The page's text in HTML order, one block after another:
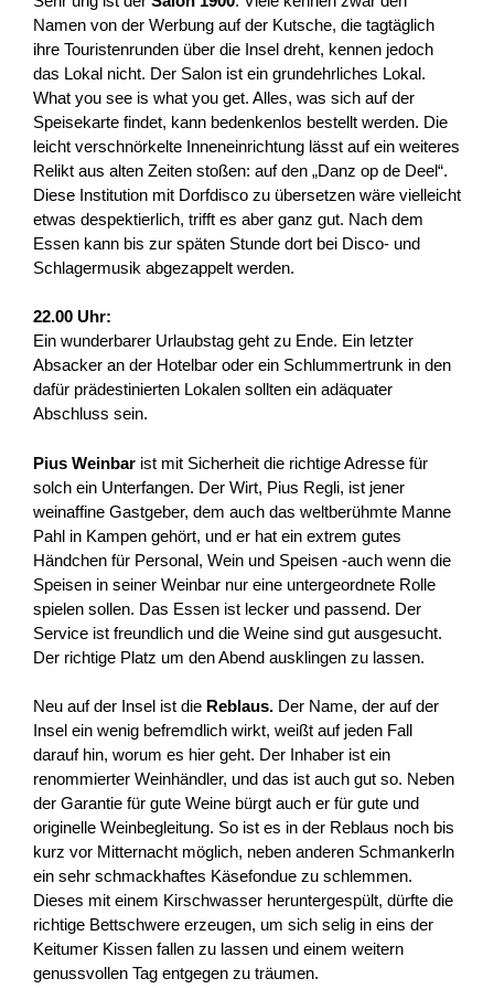
Namen von der Werbung auf der Kutsche, die tagtäglich
ihre Touristenrunden über die Insel dreht, kennen jedoch
das Lokal nicht. Der Salon ist ein grundehrliches Lokal.
What you see is what you get. Alles, was sich auf der
Speisekarte findet, kann bedenkenlos bestellt werden. Die
leicht verschnörkelte Inneneinrichtung lässt auf ein weiteres
Relikt aus alten Zeiten stoßen: auf den „Danz op de Deel“.
Diese Institution mit Dorfdisco zu übersetzen wäre vielleicht
etwas despektierlich, trifft es aber ganz gut. Nach dem
Essen kann bis zur späten Stunde dort bei Disco- und
Schlagermusik abgezappelt werden.
22.00 Uhr:
Ein wunderbarer Urlaubstag geht zu Ende. Ein letzter
Absacker an der Hotelbar oder ein Schlummertrunk in den
dafür prädestinierten Lokalen sollten ein adäquater
Abschluss sein.
Pius Weinbar ist mit Sicherheit die richtige Adresse für
solch ein Unterfangen. Der Wirt, Pius Regli, ist jener
weinaffine Gastgeber, dem auch das weltberühmte Manne
Pahl in Kampen gehört, und er hat ein extrem gutes
Händchen für Personal, Wein und Speisen -auch wenn die
Speisen in seiner Weinbar nur eine untergeordnete Rolle
spielen sollen. Das Essen ist lecker und passend. Der
Service ist freundlich und die Weine sind gut ausgesucht.
Der richtige Platz um den Abend ausklingen zu lassen.
Neu auf der Insel ist die Reblaus. Der Name, der auf der
Insel ein wenig befremdlich wirkt, weißt auf jeden Fall
darauf hin, worum es hier geht. Der Inhaber ist ein
renommierter Weinhändler, und das ist auch gut so. Neben
der Garantie für gute Weine bürgt auch er für gute und
originelle Weinbegleitung. So ist es in der Reblaus noch bis
kurz vor Mitternacht möglich, neben anderen Schmankerln
ein sehr schmackhaftes Käsefondue zu schlemmen.
Dieses mit einem Kirschwasser heruntergespült, dürfte die
richtige Bettschwere erzeugen, um sich selig in eins der
Keitumer Kissen fallen zu lassen und einem weitern
genussvollen Tag entgegen zu träumen.